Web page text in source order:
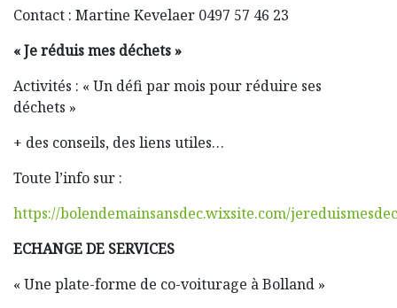
Contact : Martine Kevelaer 0497 57 46 23
« Je réduis mes déchets »
Activités : « Un défi par mois pour réduire ses
déchets »
+ des conseils, des liens utiles…
Toute l’info sur :
https://bolendemainsansdec.wixsite.com/
ECHANGE DE SERVICES
« Une plate-forme de co-voiturage à Bolland »